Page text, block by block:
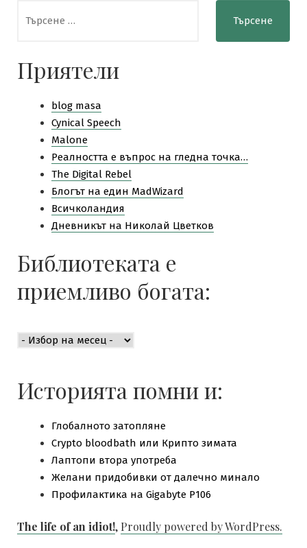
за:
Приятели
blog masa
Cynical Speech
Malone
Pеалността е въпрос на гледна точка…
The Digital Rebel
Блогът на един MadWizard
Всичколандия
Дневникът на Николай Цветков
Библиотеката е
приемливо богата:
Историята помни и:
Глобалното затопляне
Crypto bloodbath или Крипто зимата
Лаптопи втора употреба
Желани придобивки от далечно минало
Профилактика на Gigabyte P106
The life of an idiot!, Proudly powered by WordPress.